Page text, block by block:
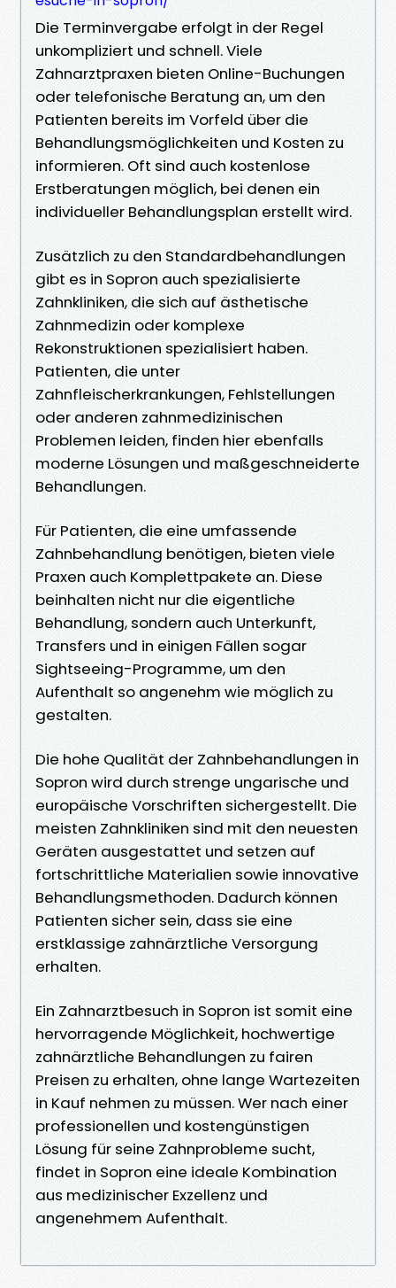
Die Terminvergabe erfolgt in der Regel
unkompliziert und schnell. Viele
Zahnarztpraxen bieten Online-Buchungen
oder telefonische Beratung an, um den
Patienten bereits im Vorfeld über die
Behandlungsmöglichkeiten und Kosten zu
informieren. Oft sind auch kostenlose
Erstberatungen möglich, bei denen ein
individueller Behandlungsplan erstellt wird.
Zusätzlich zu den Standardbehandlungen
gibt es in Sopron auch spezialisierte
Zahnkliniken, die sich auf ästhetische
Zahnmedizin oder komplexe
Rekonstruktionen spezialisiert haben.
Patienten, die unter
Zahnfleischerkrankungen, Fehlstellungen
oder anderen zahnmedizinischen
Problemen leiden, finden hier ebenfalls
moderne Lösungen und maßgeschneiderte
Behandlungen.
Für Patienten, die eine umfassende
Zahnbehandlung benötigen, bieten viele
Praxen auch Komplettpakete an. Diese
beinhalten nicht nur die eigentliche
Behandlung, sondern auch Unterkunft,
Transfers und in einigen Fällen sogar
Sightseeing-Programme, um den
Aufenthalt so angenehm wie möglich zu
gestalten.
Die hohe Qualität der Zahnbehandlungen in
Sopron wird durch strenge ungarische und
europäische Vorschriften sichergestellt. Die
meisten Zahnkliniken sind mit den neuesten
Geräten ausgestattet und setzen auf
fortschrittliche Materialien sowie innovative
Behandlungsmethoden. Dadurch können
Patienten sicher sein, dass sie eine
erstklassige zahnärztliche Versorgung
erhalten.
Ein Zahnarztbesuch in Sopron ist somit eine
hervorragende Möglichkeit, hochwertige
zahnärztliche Behandlungen zu fairen
Preisen zu erhalten, ohne lange Wartezeiten
in Kauf nehmen zu müssen. Wer nach einer
professionellen und kostengünstigen
Lösung für seine Zahnprobleme sucht,
findet in Sopron eine ideale Kombination
aus medizinischer Exzellenz und
angenehmem Aufenthalt.